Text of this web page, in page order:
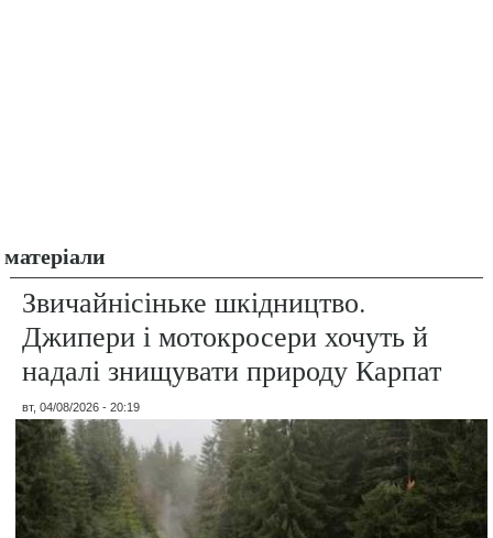
матеріали
Звичайнісіньке шкідництво.
Джипери і мотокросери хочуть й
надалі знищувати природу Карпат
вт, 04/08/2026 - 20:19